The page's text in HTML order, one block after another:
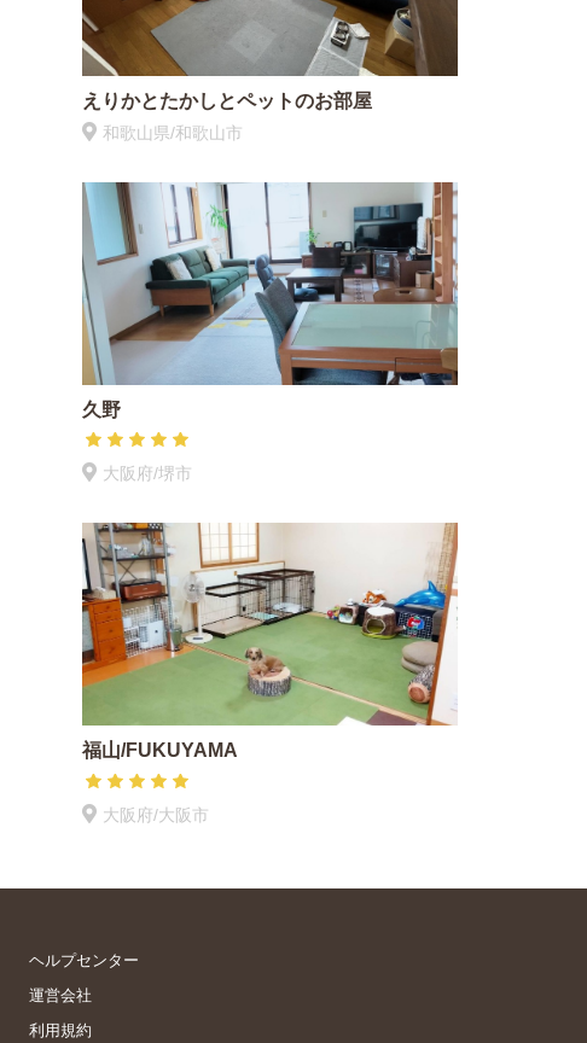
えりかとたかしとペットのお部屋
和歌山県/和歌山市
久野
大阪府/堺市
福山/FUKUYAMA
大阪府/大阪市
ヘルプセンター
運営会社
利用規約